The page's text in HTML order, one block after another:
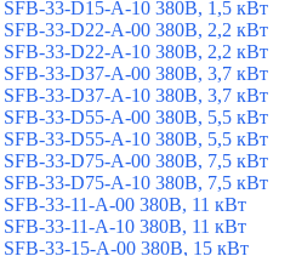
33-D15-A-10 380В, 1,5 кВт
33-D22-A-00 380В, 2,2 кВт
33-D22-A-10 380В, 2,2 кВт
33-D37-A-00 380В, 3,7 кВт
33-D37-A-10 380В, 3,7 кВт
33-D55-A-00 380В, 5,5 кВт
33-D55-A-10 380В, 5,5 кВт
33-D75-A-00 380В, 7,5 кВт
33-D75-A-10 380В, 7,5 кВт
33-11-A-00 380В, 11 кВт
33-11-A-10 380В, 11 кВт
33-15-A-00 380В, 15 кВт